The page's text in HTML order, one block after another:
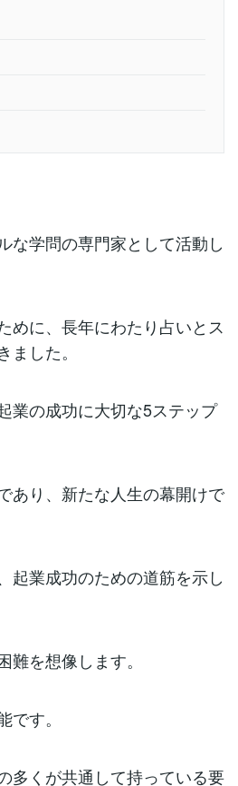
な学問の専門家として活動し
めに、長年にわたり占いとス
した。
業の成功に大切な5ステップ
あり、新たな人生の幕開けで
起業成功のための道筋を示し
を想像します。
す。
多くが共通して持っている要